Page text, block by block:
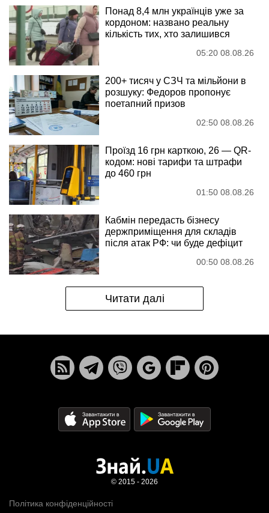
Понад 8,4 млн українців уже за
кордоном: названо реальну
кількість тих, хто залишився
05:20 08.08.26
200+ тисяч у СЗЧ та мільйони в
розшуку: Федоров пропонує
поетапний призов
02:50 08.08.26
Проїзд 16 грн карткою, 26 — QR-
кодом: нові тарифи та штрафи
до 460 грн
01:50 08.08.26
Кабмін передасть бізнесу
держприміщення для складів
після атак РФ: чи буде дефіцит
00:50 08.08.26
Читати далі
Політика конфіденційності
© 2015 - 2026